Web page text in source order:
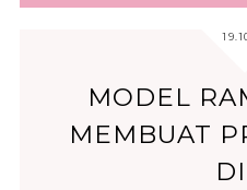
MODEL
MEMBUAT